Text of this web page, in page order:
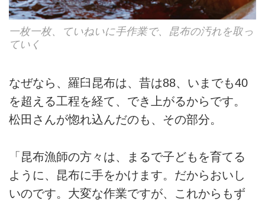
一枚一枚、ていねいに手作業で、昆布の汚れを取っ
ていく
なぜなら、羅臼昆布は、昔は88、いまでも40
を超える工程を経て、でき上がるからです。
松田さんが惚れ込んだのも、その部分。
「昆布漁師の方々は、まるで子どもを育てる
ように、昆布に手をかけます。だからおいし
いのです。大変な作業ですが、これからもず